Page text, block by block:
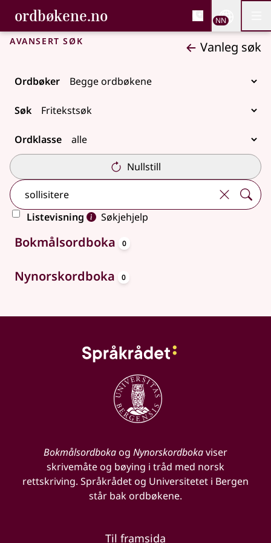
Gå til hovudinnhald
Tilgjenge
ordbøkene.no, Bokmålsordboka og
Bokmålsordboka og Nynorskordboka
NN
Avansert søk Vanleg søk
Ordbøker
Søk
Ordklasse
Nullstill
Listevisning
Søkjehjelp
Ingen treff
Bokmålsordboka 0
Nynorskordboka 0
Bokmålsordbokaog Nynorskordbokaviser
skrivemåte og bøying i tråd med norsk
rettskriving. Språkrådet og Universitetet i Bergen
står bak ordbøkene.
Til framsida